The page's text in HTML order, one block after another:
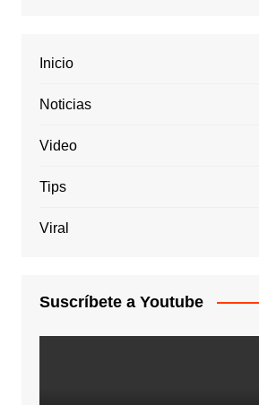
Inicio
Noticias
Video
Tips
Viral
Suscríbete a Youtube